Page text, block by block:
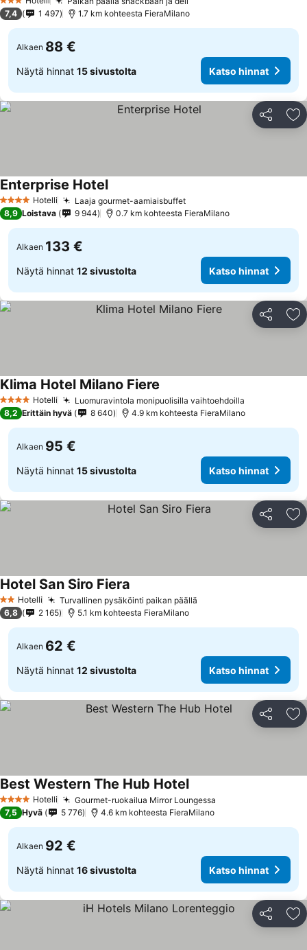
3 Tähtiluokitus
7,4
1 497 1.7 km kohteesta FieraMilano
Alkaen 88 €
Näytä hinnat 15 sivustolta Katso hinnat
Jaa
4 Tähtiluokitus
Hotelli Laaja gourmet-aamiaisbuffet
Enterprise Hotel
8,9 Loistava 9 944 0.7 km kohteesta FieraMilano
Alkaen 133 €
Näytä hinnat 12 sivustolta Katso hinnat
Jaa
4 Tähtiluokitus
Hotelli Luomuravintola monipuolisilla vaihtoehdoilla
Klima Hotel Milano Fiere
8,2 Erittäin hyvä 8 640 4.9 km kohteesta FieraMilano
Alkaen 95 €
Näytä hinnat 15 sivustolta Katso hinnat
Jaa
2 Tähtiluokitus
Hotelli Turvallinen pysäköinti paikan päällä
Hotel San Siro Fiera
6,8 2 165 5.1 km kohteesta FieraMilano
Alkaen 62 €
Näytä hinnat 12 sivustolta Katso hinnat
Jaa
4 Tähtiluokitus
Hotelli Gourmet-ruokailua Mirror Loungessa
Best Western The Hub Hotel
7,5 Hyvä 5 776 4.6 km kohteesta FieraMilano
Alkaen 92 €
Näytä hinnat 16 sivustolta Katso hinnat
Jaa